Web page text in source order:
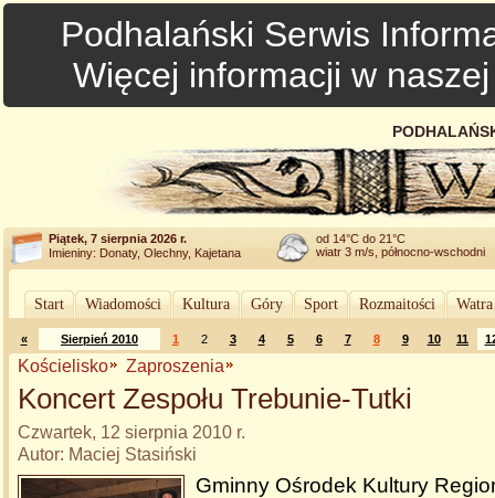
Podhalański Serwis
Więcej informacji w
Piątek, 7 sierpnia 2026 r.
Imieniny: Donaty, Olechny, Kajetana
od 14°C do 21°C
wiatr 3 m/s, północno-wschodni
Start Wiadomości Kultura Góry Sport Rozmaitości
« Sierpień 2010 1 2 3 4 5 6 7 8 9 10 11
Kościelisko Zaproszenia
Koncert Zespołu Trebunie-Tutki
Czwartek, 12 sierpnia 2010 r.
Autor: Maciej Stasiński
Gminny Ośrodek Kultury